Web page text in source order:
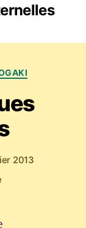
2013
sur